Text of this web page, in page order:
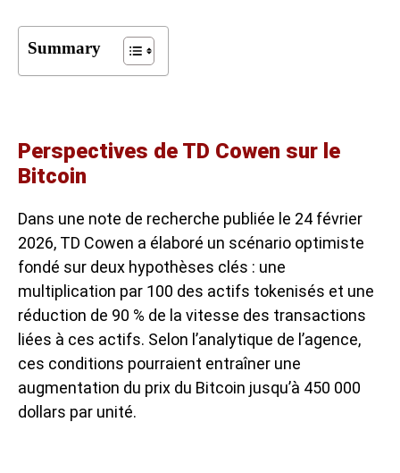
Summary
Perspectives de TD Cowen sur le
Bitcoin
Dans une note de recherche publiée le 24 février
2026, TD Cowen a élaboré un scénario optimiste
fondé sur deux hypothèses clés : une
multiplication par 100 des actifs tokenisés et une
réduction de 90 % de la vitesse des transactions
liées à ces actifs. Selon l’analytique de l’agence,
ces conditions pourraient entraîner une
augmentation du prix du Bitcoin jusqu’à 450 000
dollars par unité.